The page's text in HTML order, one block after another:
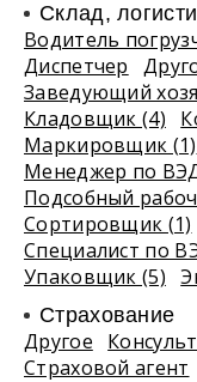
Склад,
Водитель
Диспетчер
Заведующий
Кладовщик (4)
Маркировщик (1)
Менеджер по
Подсобный
Сортировщик (1)
Специалист по
Упаковщик (5)
Страхование
Другое
Страховой агент